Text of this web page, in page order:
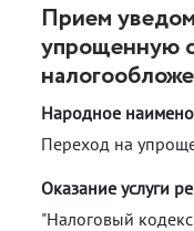
Прием
упрощенную
Народное
Переход на
Оказание услуги
"Налоговый